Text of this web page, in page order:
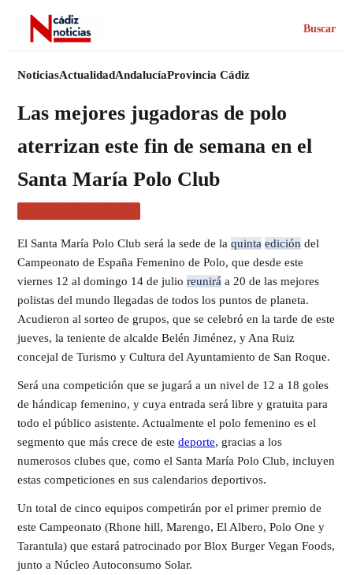
Buscar
NoticiasActualidadAndalucíaProvincia Cádiz
Las mejores jugadoras de polo
aterrizan este fin de semana en el
Santa María Polo Club
El Santa María Polo Club será la sede de la quinta edición del
Campeonato de España Femenino de Polo, que desde este
viernes 12 al domingo 14 de julio reunirá a 20 de las mejores
polistas del mundo llegadas de todos los puntos de planeta.
Acudieron al sorteo de grupos, que se celebró en la tarde de este
jueves, la teniente de alcalde Belén Jiménez, y Ana Ruiz
concejal de Turismo y Cultura del Ayuntamiento de San Roque.
Será una competición que se jugará a un nivel de 12 a 18 goles
de hándicap femenino, y cuya entrada será libre y gratuita para
todo el público asistente. Actualmente el polo femenino es el
segmento que más crece de este deporte, gracias a los
numerosos clubes que, como el Santa María Polo Club, incluyen
estas competiciones en sus calendarios deportivos.
Un total de cinco equipos competirán por el primer premio de
este Campeonato (Rhone hill, Marengo, El Albero, Polo One y
Tarantula) que estará patrocinado por Blox Burger Vegan Foods,
junto a Núcleo Autoconsumo Solar.